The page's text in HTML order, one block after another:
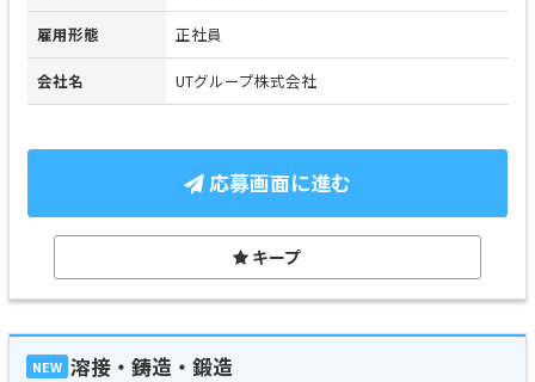
雇用形態 正社員
会社名 UTグループ株式会社
応募画面に進む
キープ
NEW 溶接・鋳造・鍛造